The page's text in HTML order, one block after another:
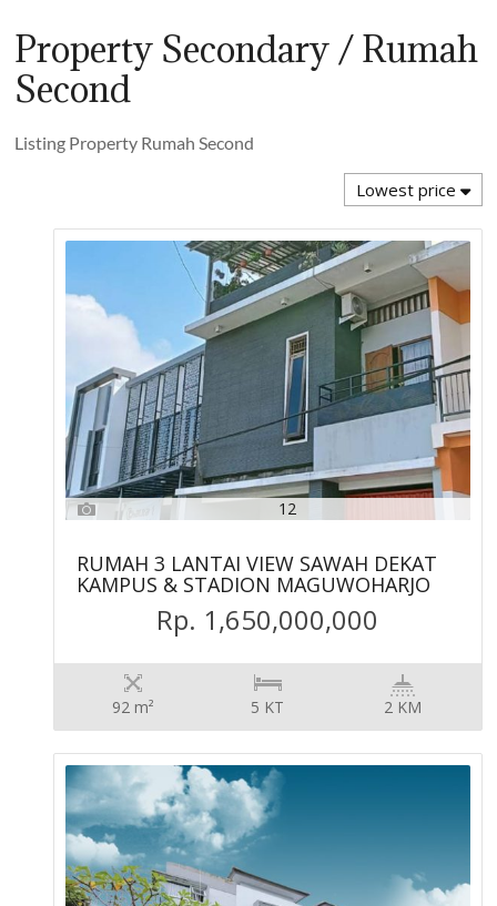
Property Secondary / Rumah
Second
Listing Property Rumah Second
Lowest price
12
RUMAH 3 LANTAI VIEW SAWAH DEKAT
KAMPUS & STADION MAGUWOHARJO
Rp. 1,650,000,000
92 m² 5 KT 2 KM